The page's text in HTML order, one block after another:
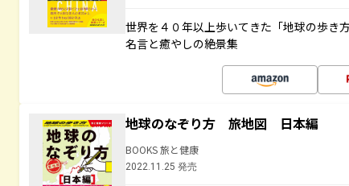
世界を４０年以上歩いてきた「地球の歩き
名言と癒やしの絶景集
地球のなぞり方 旅地図 日本編
BOOKS 旅と健康
2022.11.25 発売